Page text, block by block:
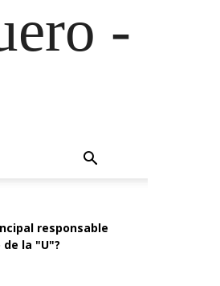
-
responsable
la "U"?